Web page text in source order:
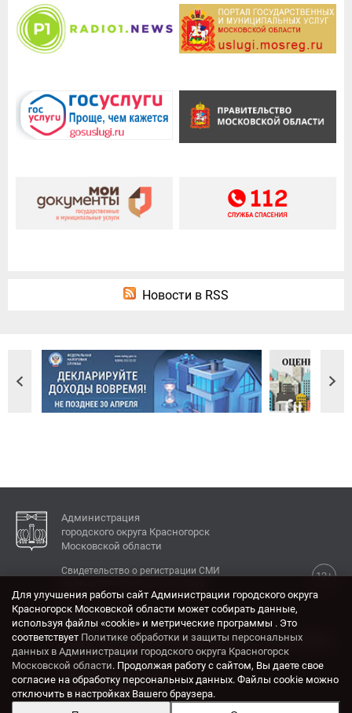
Новости в RSS
Администрация
городского округа Красногорск
Московской области
12+
Свидетельство о регистрации СМИ
КОНТАКТЫ
Адрес: 143404, Московская область, г. Красногорск,
ул. Ленина, дом 4.
Электронная почта:
krasrn@mosreg.ru
Для улучшения работы сайт Администрации городского округа
Красногорск Московской области может собирать данные,
используя файлы «cookie» и метрические программы . Это
соответствует Политике обработки и защиты персональных
данных в Администрации городского округа Красногорск
Московской области. Продолжая работу с сайтом, Вы даете свое
согласие на обработку персональных данных. Файлы cookie можно
отключить в настройках Вашего браузера.